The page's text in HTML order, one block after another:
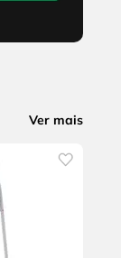
Ver mais